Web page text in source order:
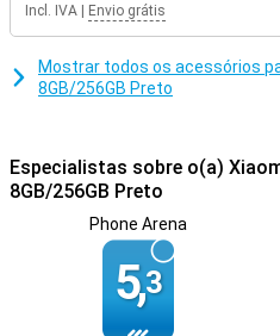
Desfrute de uma elevada
auscultadores favoritos através
de impressões digitais por baixo
Incl. IVA Envio grátis
Mostrar todos os acessórios
8GB/256GB Preto
Especialistas sobre o(a)
8GB/256GB Preto
Phone Arena
5,3